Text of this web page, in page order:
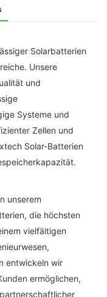
Solarbatterien
Unsere
und
Systeme und
Zellen und
Solar-Batterien
unserem
die höchsten
vielfältigen
entwickeln wir
ermöglichen,